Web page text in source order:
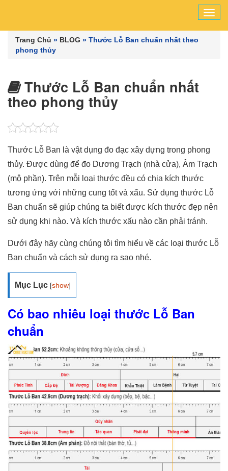
Trang Chủ » BLOG » Thước Lỗ Ban chuẩn nhất theo
phong thủy
Thước Lỗ Ban chuẩn nhất
theo phong thủy
Thước Lỗ Ban là vật dụng đo đạc xây dựng trong phong
thủy. Được dùng để đo Dương Trạch (nhà cửa), Âm Trạch
(mộ phần). Trên mỗi loại thước đều có chia kích thước
tương ứng với những cung tốt và xấu. Sử dụng thước Lỗ
Ban chuẩn sẽ giúp chúng ta biết được kích thước đẹp nên
sử dụng khi nào. Và kích thước xấu nào cần phải tránh.
Dưới đây hãy cùng chúng tôi tìm hiểu về các loại thước Lỗ
Ban chuẩn và cách sử dụng ra sao nhé.
Mục Lục [show]
Có bao nhiêu loại thước Lỗ Ban
chuẩn